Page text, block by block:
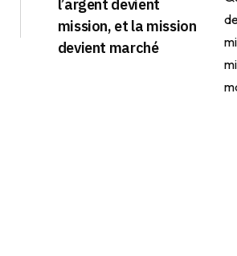
l’argent devient
mission, et la mission
devient marché